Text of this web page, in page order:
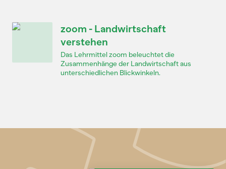
zoom - Landwirtschaft
verstehen
Das Lehrmittel zoom beleuchtet die
Zusammenhänge der Landwirtschaft aus
unterschiedlichen Blickwinkeln.